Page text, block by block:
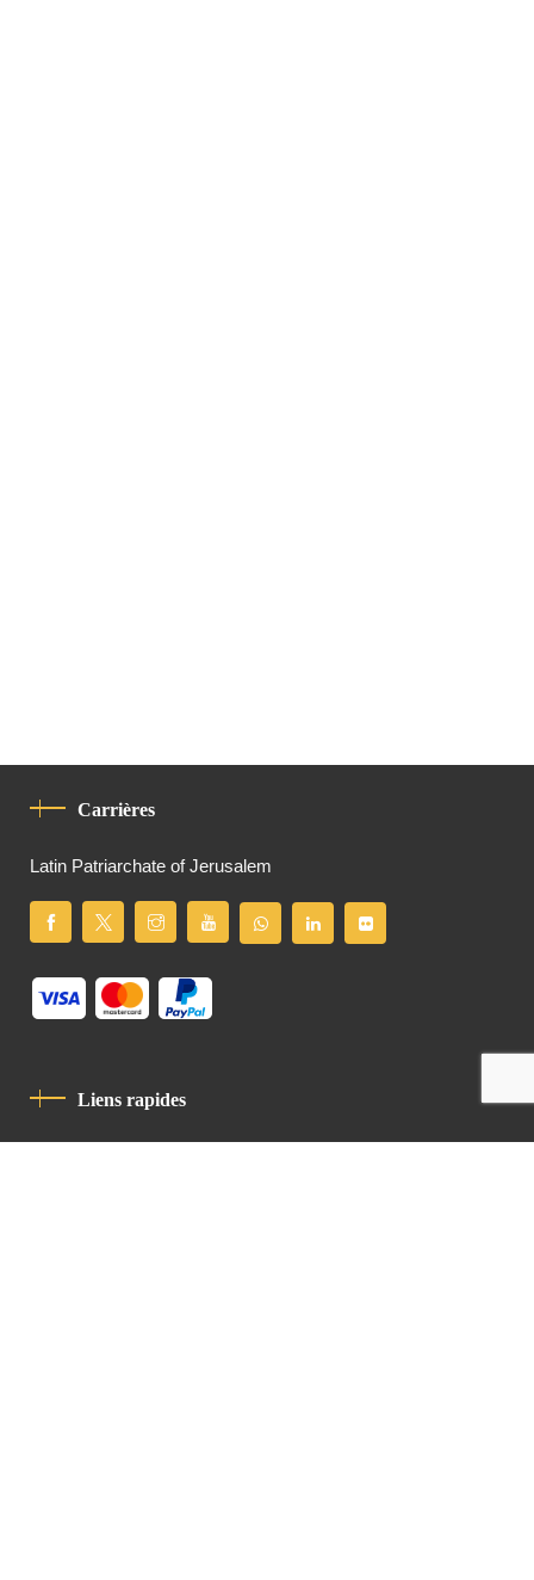
Carrières
Latin Patriarchate of Jerusalem
Liens rapides